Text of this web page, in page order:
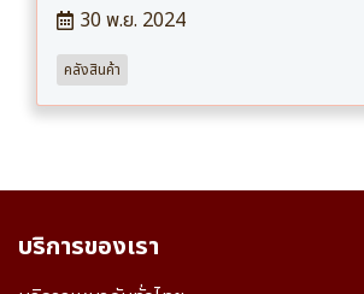
30 พ.ย. 2024
คลังสินค้า
บริการของเรา